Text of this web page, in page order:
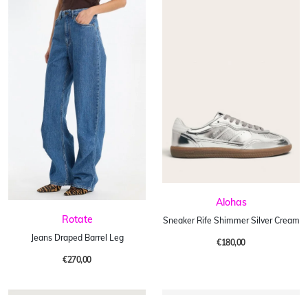
Rotate
Jeans Draped Barrel Leg
€270,00
Alohas
Sneaker Rife Shimmer Silver Cream
€180,00